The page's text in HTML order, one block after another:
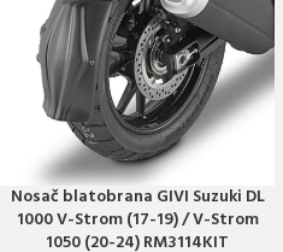
PORUČI ODMAH
Nosač blatobrana GIVI Suzuki DL
1000 V-Strom (17-19) / V-Strom
1050 (20-24) RM3114KIT